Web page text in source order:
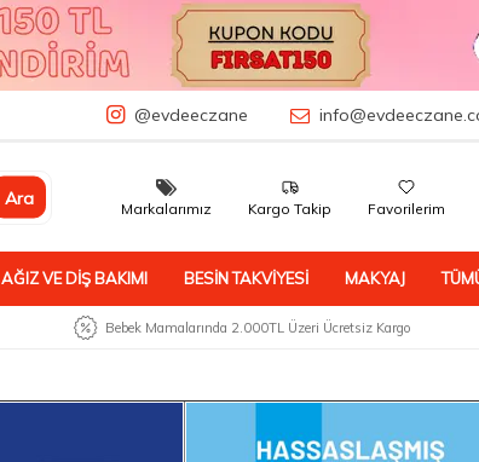
@evdeeczane
Ara Markalarımız Kargo Takip Favorilerim
AĞIZ VE DIŞ BAKIMI BESIN TAKVIYESI MAKYAJ
Bebek Mamalarında 2.000TL Üzeri Ücretsiz Kargo